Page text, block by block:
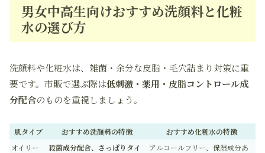
男女中高生向けおすすめ洗顔料と化粧
水の選び方
洗顔料や化粧水は、雑菌・余分な皮脂・毛穴詰まり対策に重
要です。市販で選ぶ際は低刺激・薬用・皮脂コントロール成
分配合のものを重視しましょう。
肌タイプ おすすめ洗顔料の特徴
おすすめ化粧水の特徴
オイリー
殺菌成分配合、さっぱりタイ
アルコールフリー、保湿成分あ